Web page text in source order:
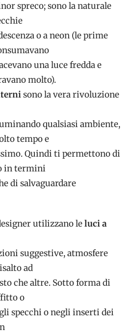
spreco; sono la naturale
o a neon (le prime
una luce fredda e
molto).
sono la vera rivoluzione
qualsiasi ambiente,
tempo e
Quindi ti permettono di
in termini
di salvaguardare
utilizzano leluci a
suggestive, atmosfere
ad
che altre. Sotto forma di
o
specchi o negli inserti dei